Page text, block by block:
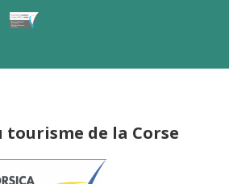
tourisme de la Corse